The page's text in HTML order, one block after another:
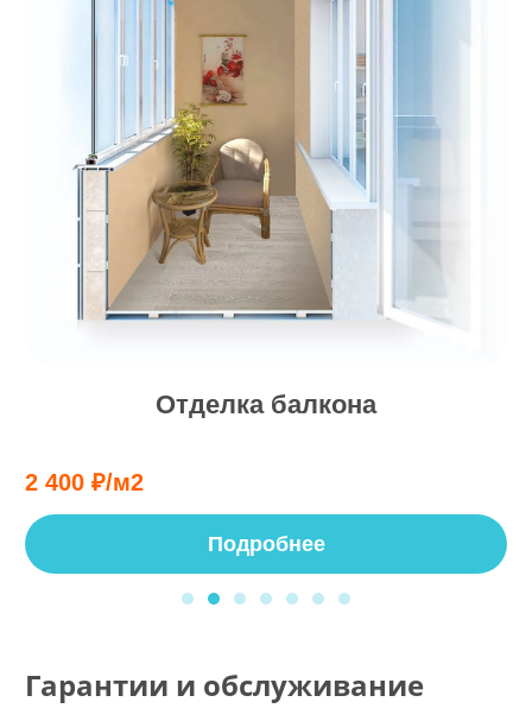
Отделка балкона
2 400 ₽/м2
Подробнее
Гарантии и обслуживание